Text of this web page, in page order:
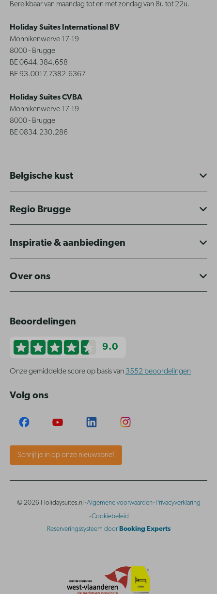
Bereikbaar van maandag tot en met zondag van 8u tot 22u.
Holiday Suites International BV
Monnikenwerve 17-19
8000 - Brugge
BE 0644.384.658
BE 93.0017.7382.6367
Holiday Suites CVBA
Monnikenwerve 17-19
8000 - Brugge
BE 0834.230.286
Belgische kust
Regio Brugge
Inspiratie & aanbiedingen
Over ons
Beoordelingen
9.0
Onze gemiddelde score op basis van 3552 beoordelingen
Volg ons
Schrijf je in op onze nieuwsbrief
© 2026 Holidaysuites.nl ·Algemene voorwaarden· Privacyverklaring
·Cookiebeleid
Reserveringssysteem door Booking Experts